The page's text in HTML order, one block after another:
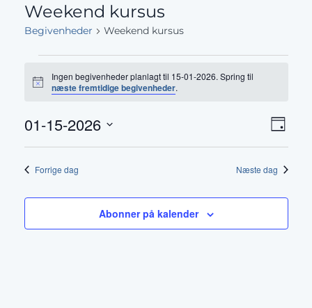
Weekend kursus
Begivenheder Weekend kursus
Begivenheder
for
15-
01-
2026
Notice
Ingen begivenheder planlagt til 15-01-2026. Spring til
næste fremtidige begivenheder.
af
Dag
01-15-2026
Vælg
Forrige dag Næste dag
Abonner på kalender